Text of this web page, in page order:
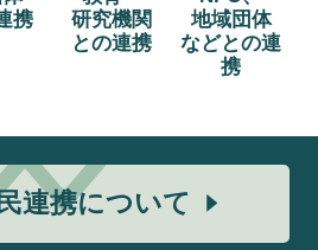
携
研究機関
との連携
地域団体
などとの連
携
連携について